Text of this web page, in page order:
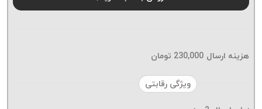
نخ
بدونویژگی رقابتی
هزینه ارسال 230,000 تومان